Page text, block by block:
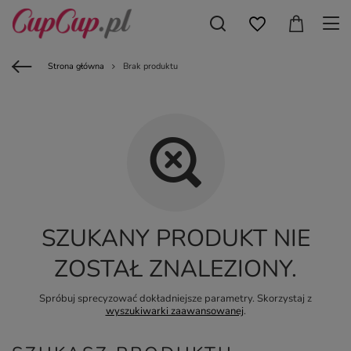
Strona główna Brak produktu
SZUKANY PRODUKT NIE
ZOSTAŁ ZNALEZIONY.
Spróbuj sprecyzować dokładniejsze parametry. Skorzystaj z
wyszukiwarki zaawansowanej.